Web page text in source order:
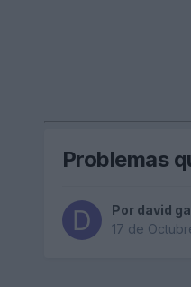
Problemas
Por david
17 de